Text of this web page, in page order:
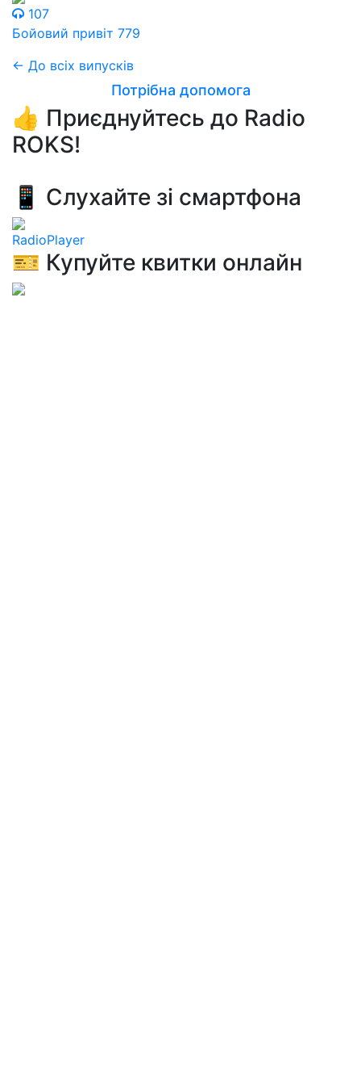
107
Бойовий привіт 779
← До всіх випусків
Потрібна допомога
👍 Приєднуйтесь до Radio
ROKS!
📱 Слухайте зі смартфона
RadioPlayer
🎫 Купуйте квитки онлайн